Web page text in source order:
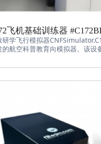
飞机基础训练器
学飞行模拟器
航空科普教育向模拟器。该设
需求对设备进行了适当的调整，
的视觉和听觉效果，为客户提供